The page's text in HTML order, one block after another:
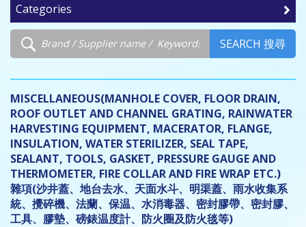
Categories
SEARCH 搜尋
MISCELLANEOUS(MANHOLE COVER, FLOOR DRAIN,
ROOF OUTLET AND CHANNEL GRATING, RAINWATER
HARVESTING EQUIPMENT, MACERATOR, FLANGE,
INSULATION, WATER STERILIZER, SEAL TAPE,
SEALANT, TOOLS, GASKET, PRESSURE GAUGE AND
THERMOMETER, FIRE COLLAR AND FIRE WRAP ETC.)
雜項(沙井蓋、地台去水、天面水斗、明渠蓋、雨水收集系
統、攪碎機、法蘭、保温、水消毒器、密封膠帶、密封膠、
工具、膠墊、磅錶温度計、防火圈及防火毯等)